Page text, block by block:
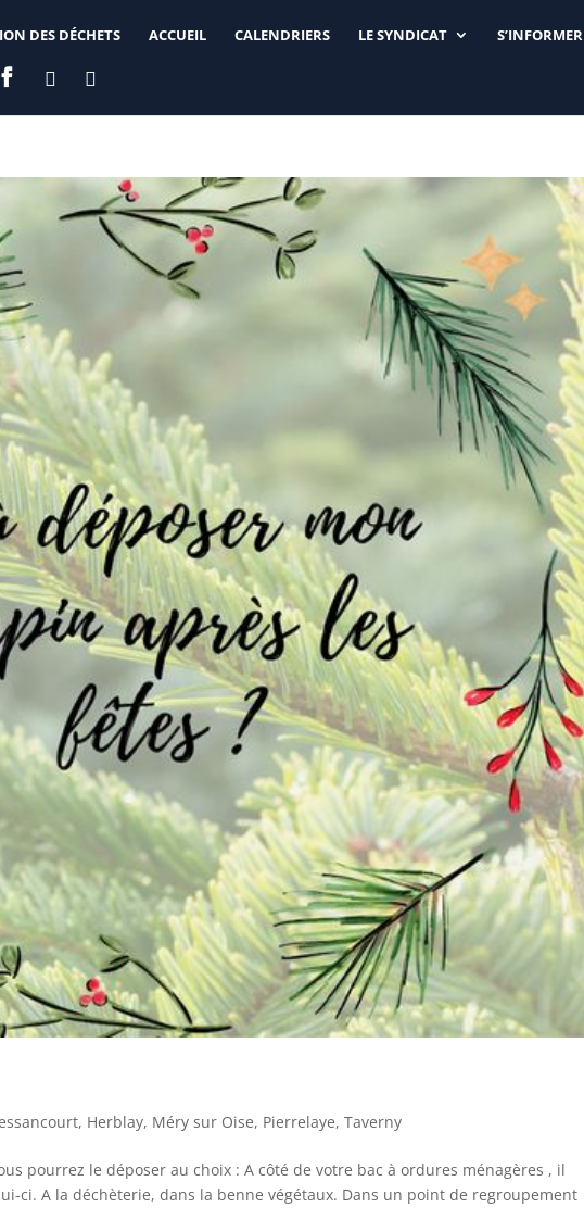
DES DÉCHETS ACCUEIL CALENDRIERS LE SYNDICAT S’INFORMER
  
, Herblay, Méry sur Oise, Pierrelaye,Taverny
pourrez le déposer au choix : A côté de votre bac à ordures ménagères , il
ci. A la déchèterie, dans la benne végétaux. Dans un point de regroupement